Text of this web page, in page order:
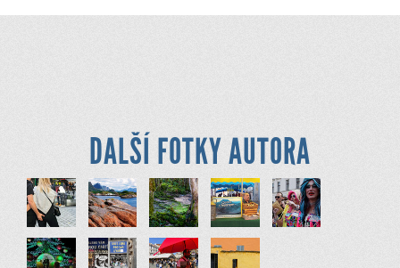
DALŠÍ FOTKY AUTORA